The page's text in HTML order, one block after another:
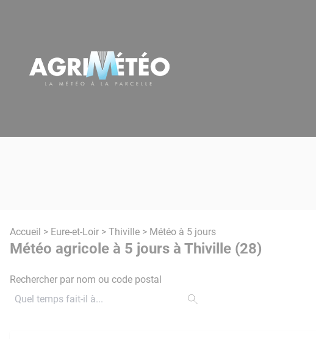
Accueil > Eure-et-Loir > Thiville > Météo à 5 jours
Météo agricole à 5 jours à Thiville (28)
Rechercher par nom ou code postal